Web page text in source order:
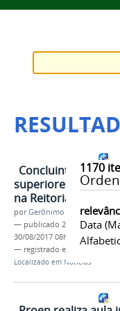
1170
Data
Concluintes dos
superiores a
na Reitoria
porGerônimo Vicente Santos
— publicado 29/08/2017 —
30/08/2017 08h56
— registrado em:
Localizado em Notícias